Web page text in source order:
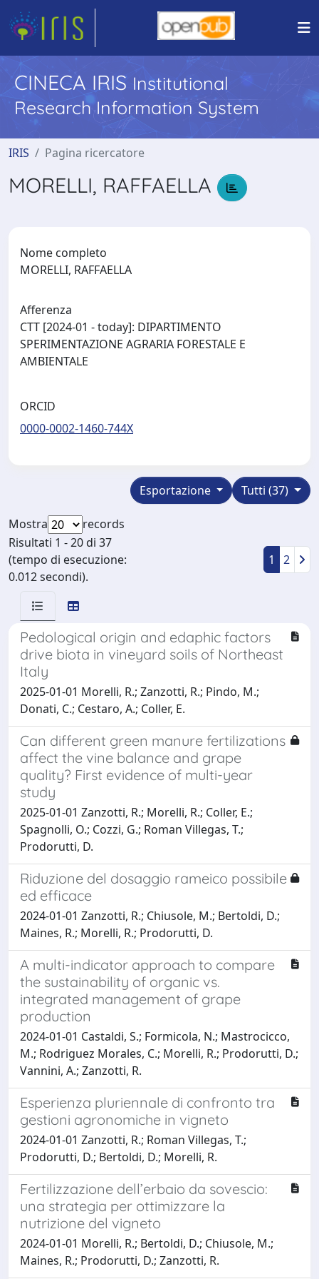
CINECA IRIS Institutional
Research Information System
IRIS Pagina ricercatore
MORELLI, RAFFAELLA
Nome completo
MORELLI, RAFFAELLA
Afferenza
CTT [2024-01 - today]: DIPARTIMENTO
SPERIMENTAZIONE AGRARIA FORESTALE E
AMBIENTALE
ORCID
0000-0002-1460-744X
Tutti (37)
Esportazione
Mostra
records
Risultati 1 - 20 di 37
(tempo di esecuzione:
0.012 secondi).
1 2
Pedological origin and edaphic factors
drive biota in vineyard soils of Northeast
Italy
2025-01-01 Morelli, R.; Zanzotti, R.; Pindo, M.;
Donati, C.; Cestaro, A.; Coller, E.
Can different green manure fertilizations
affect the vine balance and grape
quality? First evidence of multi-year
study
2025-01-01 Zanzotti, R.; Morelli, R.; Coller, E.;
Spagnolli, O.; Cozzi, G.; Roman Villegas, T.;
Prodorutti, D.
Riduzione del dosaggio rameico possibile
ed efficace
2024-01-01 Zanzotti, R.; Chiusole, M.; Bertoldi, D.;
Maines, R.; Morelli, R.; Prodorutti, D.
A multi-indicator approach to compare
the sustainability of organic vs.
integrated management of grape
production
2024-01-01 Castaldi, S.; Formicola, N.; Mastrocicco,
M.; Rodriguez Morales, C.; Morelli, R.; Prodorutti, D.;
Vannini, A.; Zanzotti, R.
Esperienza pluriennale di confronto tra
gestioni agronomiche in vigneto
2024-01-01 Zanzotti, R.; Roman Villegas, T.;
Prodorutti, D.; Bertoldi, D.; Morelli, R.
Fertilizzazione dell’erbaio da sovescio:
una strategia per ottimizzare la
nutrizione del vigneto
2024-01-01 Morelli, R.; Bertoldi, D.; Chiusole, M.;
Maines, R.; Prodorutti, D.; Zanzotti, R.